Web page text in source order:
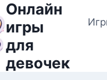
Онлайн
игры
для
девочек